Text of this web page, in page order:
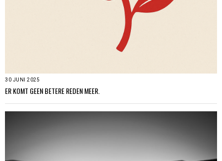
30 JUNI 2025
ER KOMT GEEN BETERE REDEN MEER.